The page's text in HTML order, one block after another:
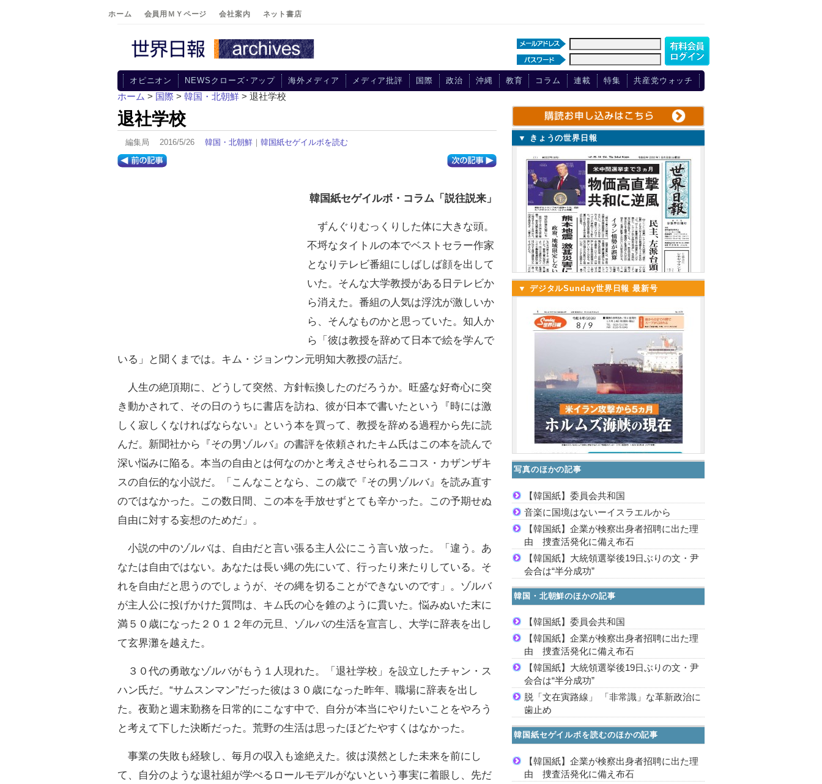
ホーム 会員用ＭＹページ 会社案内 ネット書店
オピニオン NEWSクローズ･アップ 海外メディア メディア批評 国際 政治 沖縄 教育 コラム 連載 特集 共産党ウォッチ
ホーム > 国際 > 韓国・北朝鮮 > 退社学校
退社学校
編集局 2016/5/26 韓国・北朝鮮 ｜ 韓国紙セゲイルボを読む
韓国紙セゲイルボ・コラム「説往説来」
ずんぐりむっくりした体に大きな頭。
不埒なタイトルの本でベストセラー作家
となりテレビ番組にしばしば顔を出して
いた。そんな大学教授がある日テレビか
ら消えた。番組の人気は浮沈が激しいか
ら、そんなものかと思っていた。知人か
ら「彼は教授を辞めて日本で絵を学んで
いる」と聞くまでは。キム・ジョンウン元明知大教授の話だ。
人生の絶頂期に、どうして突然、方針転換したのだろうか。旺盛な好奇心に突
き動かされて、その日のうちに書店を訪ね、彼が日本で書いたという『時には激
しく寂しくなければならない』という本を買って、教授を辞める過程から先に読
んだ。新聞社から『その男ゾルバ』の書評を依頼されたキム氏はこの本を読んで
深い悩みに陥る。本当の自由とは何なのかと考えさせられるニコス・カザンザキ
スの自伝的な小説だ。「こんなことなら、この歳で『その男ゾルバ』を読み直す
のではなかった。この数日間、この本を手放せずとても辛かった。この予期せぬ
自由に対する妄想のためだ」。
小説の中のゾルバは、自由だと言い張る主人公にこう言い放った。「違う。あ
なたは自由ではない。あなたは長い縄の先にいて、行ったり来たりしている。そ
れを自由だと思うのでしょうが、その縄を切ることができないのです」。ゾルバ
が主人公に投げかけた質問は、キム氏の心を錐のように貫いた。悩みぬいた末に
満５０歳になった２０１２年の元旦、ゾルバの生活を宣言し、大学に辞表を出し
て玄界灘を越えた。
３０代の勇敢なゾルバがもう１人現れた。「退社学校」を設立したチャン・ス
ハン氏だ。“サムスンマン”だった彼は３０歳になった昨年、職場に辞表を出し
た。夜勤と週末勤務を日常的にこなす中で、自分が本当にやりたいことをやろう
と考えて下した決断だった。荒野の生活は思ったほどたやすくはなかった。
事業の失敗も経験し、毎月の収入も途絶えた。彼は漠然とした未来を前にし
て、自分のような退社組が学べるロールモデルがないという事実に着眼し、先だ
▼ きょうの世界日報
▼ デジタルSunday世界日報 最新号
写真のほかの記事
【韓国紙】委員会共和国
音楽に国境はないーイスラエルから
【韓国紙】企業が検察出身者招聘に出た理
由 捜査活発化に備え布石
【韓国紙】大統領選挙後19日ぶりの文・尹
会合は“半分成功”
韓国・北朝鮮のほかの記事
【韓国紙】委員会共和国
【韓国紙】企業が検察出身者招聘に出た理
由 捜査活発化に備え布石
【韓国紙】大統領選挙後19日ぶりの文・尹
会合は“半分成功”
脱「文在寅路線」 「非常識」な革新政治に
歯止め
韓国紙セゲイルボを読むのほかの記事
【韓国紙】企業が検察出身者招聘に出た理
由 捜査活発化に備え布石